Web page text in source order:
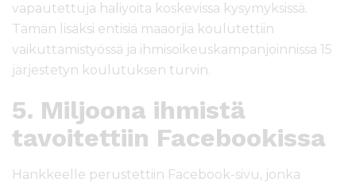
vapautettuja haliyoita koskevissa kysymyksissä.
Tämän lisäksi entisiä maaorjia koulutettiin
vaikuttamistyössä ja ihmisoikeuskampanjoinnissa 15
järjestetyn koulutuksen turvin.
5. Miljoona ihmistä
tavoitettiin Facebookissa
Hankkeelle perustettiin Facebook-sivu, jonka